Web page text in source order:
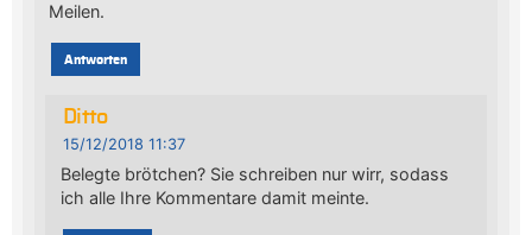
Meilen.
Antworten
Ditto
15/12/2018 11:37
Belegte brötchen? Sie schreiben nur wirr, sodass
ich alle Ihre Kommentare damit meinte.